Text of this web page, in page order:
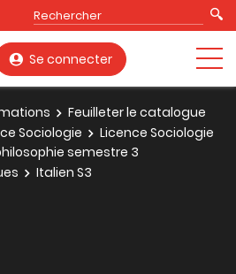
Se connecter
Feuilleter le catalogue
Sociologie
Licence Sociologie
semestre 3
Italien S3